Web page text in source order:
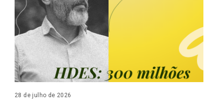
28 de julho de 2026